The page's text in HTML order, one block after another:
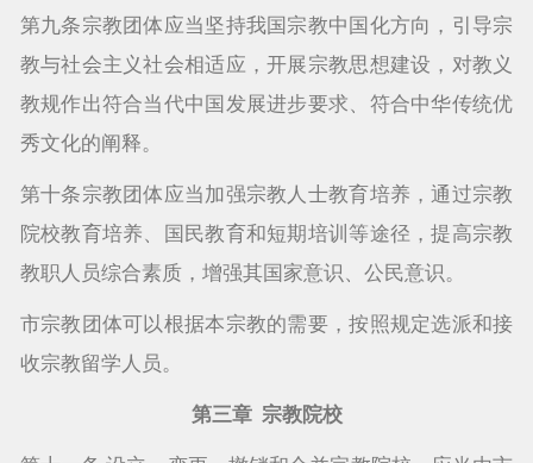
第九条宗教团体应当坚持我国宗教中国化方向，引导宗
教与社会主义社会相适应，开展宗教思想建设，对教义
教规作出符合当代中国发展进步要求、符合中华传统优
秀文化的阐释。
第十条宗教团体应当加强宗教人士教育培养，通过宗教
院校教育培养、国民教育和短期培训等途径，提高宗教
教职人员综合素质，增强其国家意识、公民意识。
市宗教团体可以根据本宗教的需要，按照规定选派和接
收宗教留学人员。
第三章 宗教院校